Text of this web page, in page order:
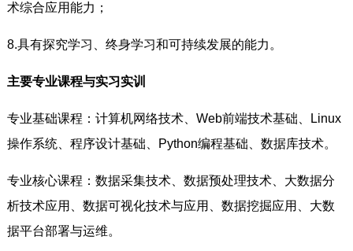
术综合应用能力；
8.具有探究学习、终身学习和可持续发展的能力。
主要专业课程与实习实训
专业基础课程：计算机网络技术、Web前端技术基础、Linux
操作系统、程序设计基础、Python编程基础、数据库技术。
专业核心课程：数据采集技术、数据预处理技术、大数据分
析技术应用、数据可视化技术与应用、数据挖掘应用、大数
据平台部署与运维。